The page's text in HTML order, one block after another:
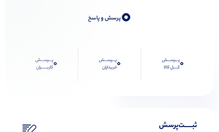
0پرسش و پاسخ
0پـــرســـش
کــــل کالا
0پـــرســـش
خریداران
0پـــرســـش
کاربـــــران
ثبـــــت‌پرسش